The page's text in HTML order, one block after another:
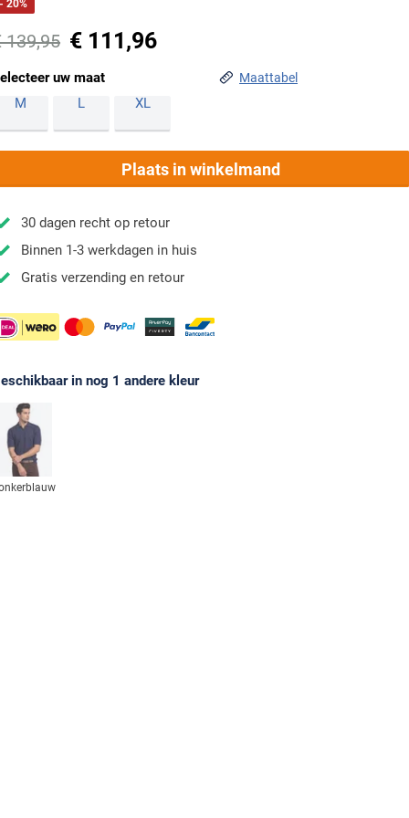
- 20%
139,95 € 111,96
uw maat Maattabel
M L XL
Plaats in winkelmand
30 dagen recht op retour
Binnen 1-3 werkdagen in huis
Gratis verzending en retour
in nog 1 andere kleur